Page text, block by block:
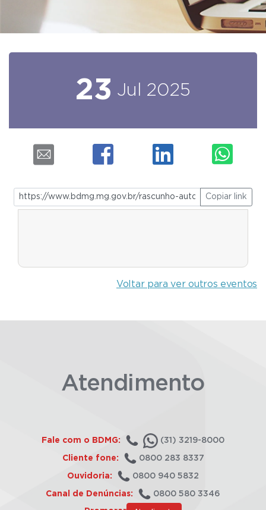
23 Jul 2025
Copiar link
Voltar para ver outros eventos
Atendimento
Fale com o BDMG: (31) 3219-8000
Cliente fone: 0800 283 8337
Ouvidoria: 0800 940 5832
Canal de Denúncias: 0800 580 3346